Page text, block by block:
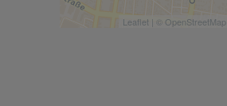
Leaflet | © OpenStreetMap